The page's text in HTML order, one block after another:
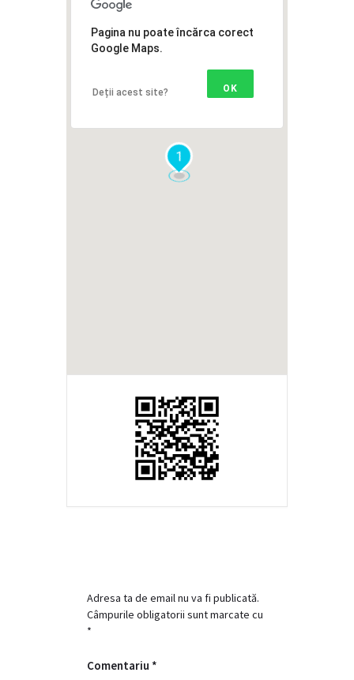
1
Pagina nu poate încărca corect
Google Maps.
Deții acest site? OK
Adresa ta de email nu va fi publicată.
Câmpurile obligatorii sunt marcate cu
*
Comentariu *